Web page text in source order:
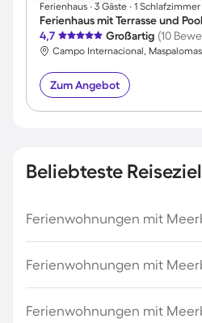
Ferienhaus ∙ 3 Gäste ∙ 1 Schlafzimmer
Ferienhaus mit Terrasse und Pool
4,7
Großartig (10
Zum Angebot
Beliebteste
Ferienwohnungen mit
Ferienwohnungen mit
Ferienwohnungen mit